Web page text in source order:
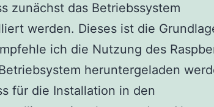
zunächst das Betriebssystem
werden. Dieses ist die
ich die Nutzung des
heruntergeladen
für die Installation in den